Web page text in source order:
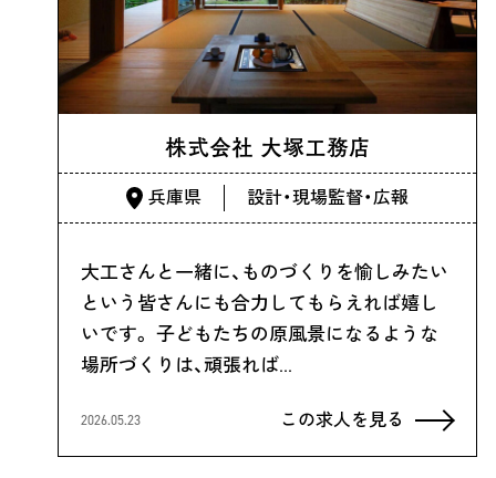
株式会社 大塚工務店
兵庫県 設計・現場監督・広報
大工さんと一緒に、ものづくりを愉しみたい
という皆さんにも合力してもらえれば嬉し
いです。 子どもたちの原風景になるような
場所づくりは、頑張れば…
2026.05.23 この求人を見る